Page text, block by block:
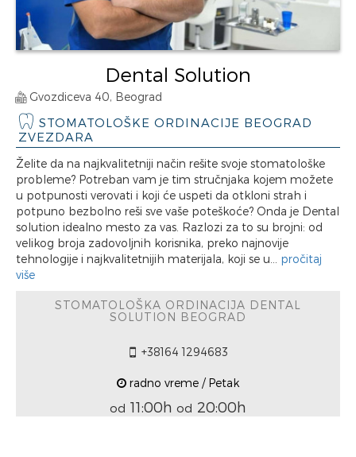
Dental Solution
Gvozdiceva 40, Beograd
STOMATOLOŠKE ORDINACIJE BEOGRAD
ZVEZDARA
Želite da na najkvalitetniji način rešite svoje stomatološke
probleme? Potreban vam je tim stručnjaka kojem možete
u potpunosti verovati i koji će uspeti da otkloni strah i
potpuno bezbolno reši sve vaše poteškoće? Onda je Dental
solution idealno mesto za vas. Razlozi za to su brojni: od
velikog broja zadovoljnih korisnika, preko najnovije
tehnologije i najkvalitetnijih materijala, koji se u... pročitaj
više
STOMATOLOŠKA ORDINACIJA DENTAL
SOLUTION BEOGRAD
+38164 1294683
radno vreme / Petak
od 11:00h od 20:00h